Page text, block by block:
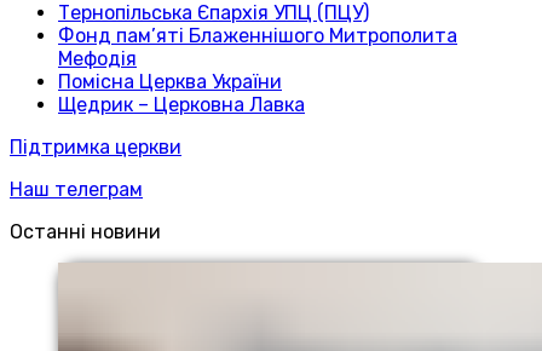
Тернопільська Єпархія УПЦ (ПЦУ)
Фонд пам’яті Блаженнішого Митрополита
Мефодія
Помісна Церква України
Щедрик – Церковна Лавка
Підтримка церкви
Наш телеграм
Останні новини